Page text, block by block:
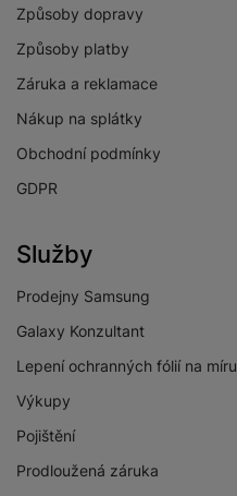
Způsoby dopravy
Způsoby platby
Záruka a reklamace
Nákup na splátky
Obchodní podmínky
GDPR
Služby
Prodejny Samsung
Galaxy Konzultant
Lepení ochranných fólií na míru
Výkupy
Pojištění
Prodloužená záruka